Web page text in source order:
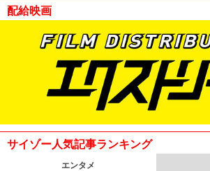
配給映画
サイゾー人気記事ランキング
エンタメ